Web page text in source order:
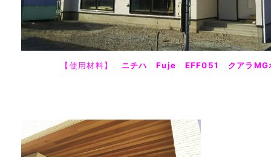
【使用材料】 ニチハ Fuje EFF051 クアラMG